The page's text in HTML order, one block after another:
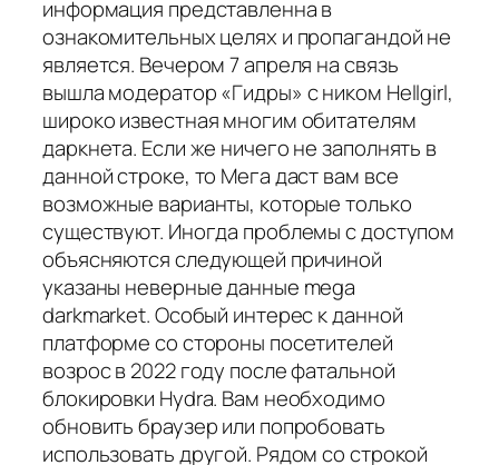
информация представленна в
ознакомительных целях и пропагандой не
является. Вечером 7 апреля на связь
вышла модератор «Гидры» с ником Hellgirl,
широко известная многим обитателям
даркнета. Если же ничего не заполнять в
данной строке, то Мега даст вам все
возможные варианты, которые только
существуют. Иногда проблемы с доступом
объясняются следующей причиной
указаны неверные данные mega
darkmarket. Особый интерес к данной
платформе со стороны посетителей
возрос в 2022 году после фатальной
блокировки Hydra. Вам необходимо
обновить браузер или попробовать
использовать другой. Рядом со строкой